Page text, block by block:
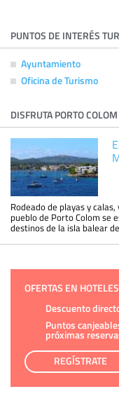
PUNTOS DE INTERÉS
Ayuntamiento
Oficina de Turismo
DISFRUTA PORTO
Rodeado de playas y
pueblo de Porto Colom se
destinos de la isla balear
OFERTAS EN
Descuento
Puntos
próximas
REGÍSTRATE